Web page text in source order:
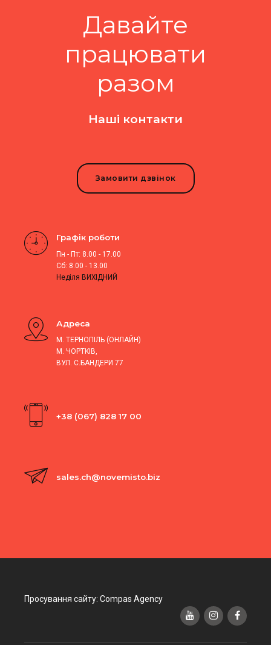
Давайте
працювати
разом
Наші контакти
Замовити дзвінок
Графік роботи
Пн - Пт: 8.00 - 17.00
Сб: 8.00 - 13.00
Неділя ВИХІДНИЙ
Адреса
М. ТЕРНОПІЛЬ (ОНЛАЙН)
М. ЧОРТКІВ,
ВУЛ. С.БАНДЕРИ 77
+38 (067) 828 17 00
sales.ch@novemisto.biz
Просування сайту: Compas Agency